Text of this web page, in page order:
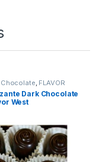
Chocolate, FLAVOR
a Dulce y
,Saborizantes
Dark Chocolate
West